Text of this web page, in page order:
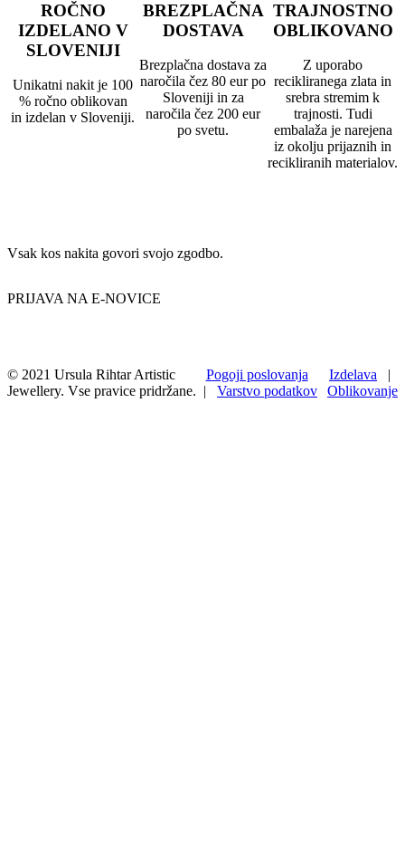
ROČNO
IZDELANO V
SLOVENIJI
Unikatni nakit je 100
% ročno oblikovan
in izdelan v Sloveniji.
BREZPLAČNA
DOSTAVA
Brezplačna dostava za
naročila čez 80 eur po
Sloveniji in za
naročila čez 200 eur
po svetu.
TRAJNOSTNO
OBLIKOVANO
Z uporabo
recikliranega zlata in
srebra stremim k
trajnosti. Tudi
embalaža je narejena
iz okolju prijaznih in
recikliranih materialov.
Vsak kos nakita govori svojo zgodbo.
PRIJAVA NA E-NOVICE
© 2021 Ursula Rihtar Artistic
Jewellery. Vse pravice pridržane.
Pogoji poslovanja
| Varstvo podatkov
Izdelava |
Oblikovanje